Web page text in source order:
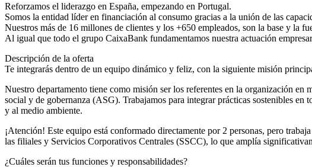
Reforzamos el liderazgo en España, empezando en Portugal.
Somos la entidad líder en financiación al consumo gracias a la unión de las
Nuestros más de 16 millones de clientes y los +650 empleados, son la base y la
Al igual que todo el grupo CaixaBank fundamentamos nuestra actuación
Descripción de la oferta
Te integrarás dentro de un equipo dinámico y feliz, con la siguiente misión
Nuestro departamento tiene como misión ser los referentes en la organización
social y de gobernanza (ASG). Trabajamos para integrar prácticas sostenibles en
y al medio ambiente.
¡Atención! Este equipo está conformado directamente por 2 personas, pero
las filiales y Servicios Corporativos Centrales (SSCC), lo que amplía
¿Cuáles serán tus funciones y responsabilidades?